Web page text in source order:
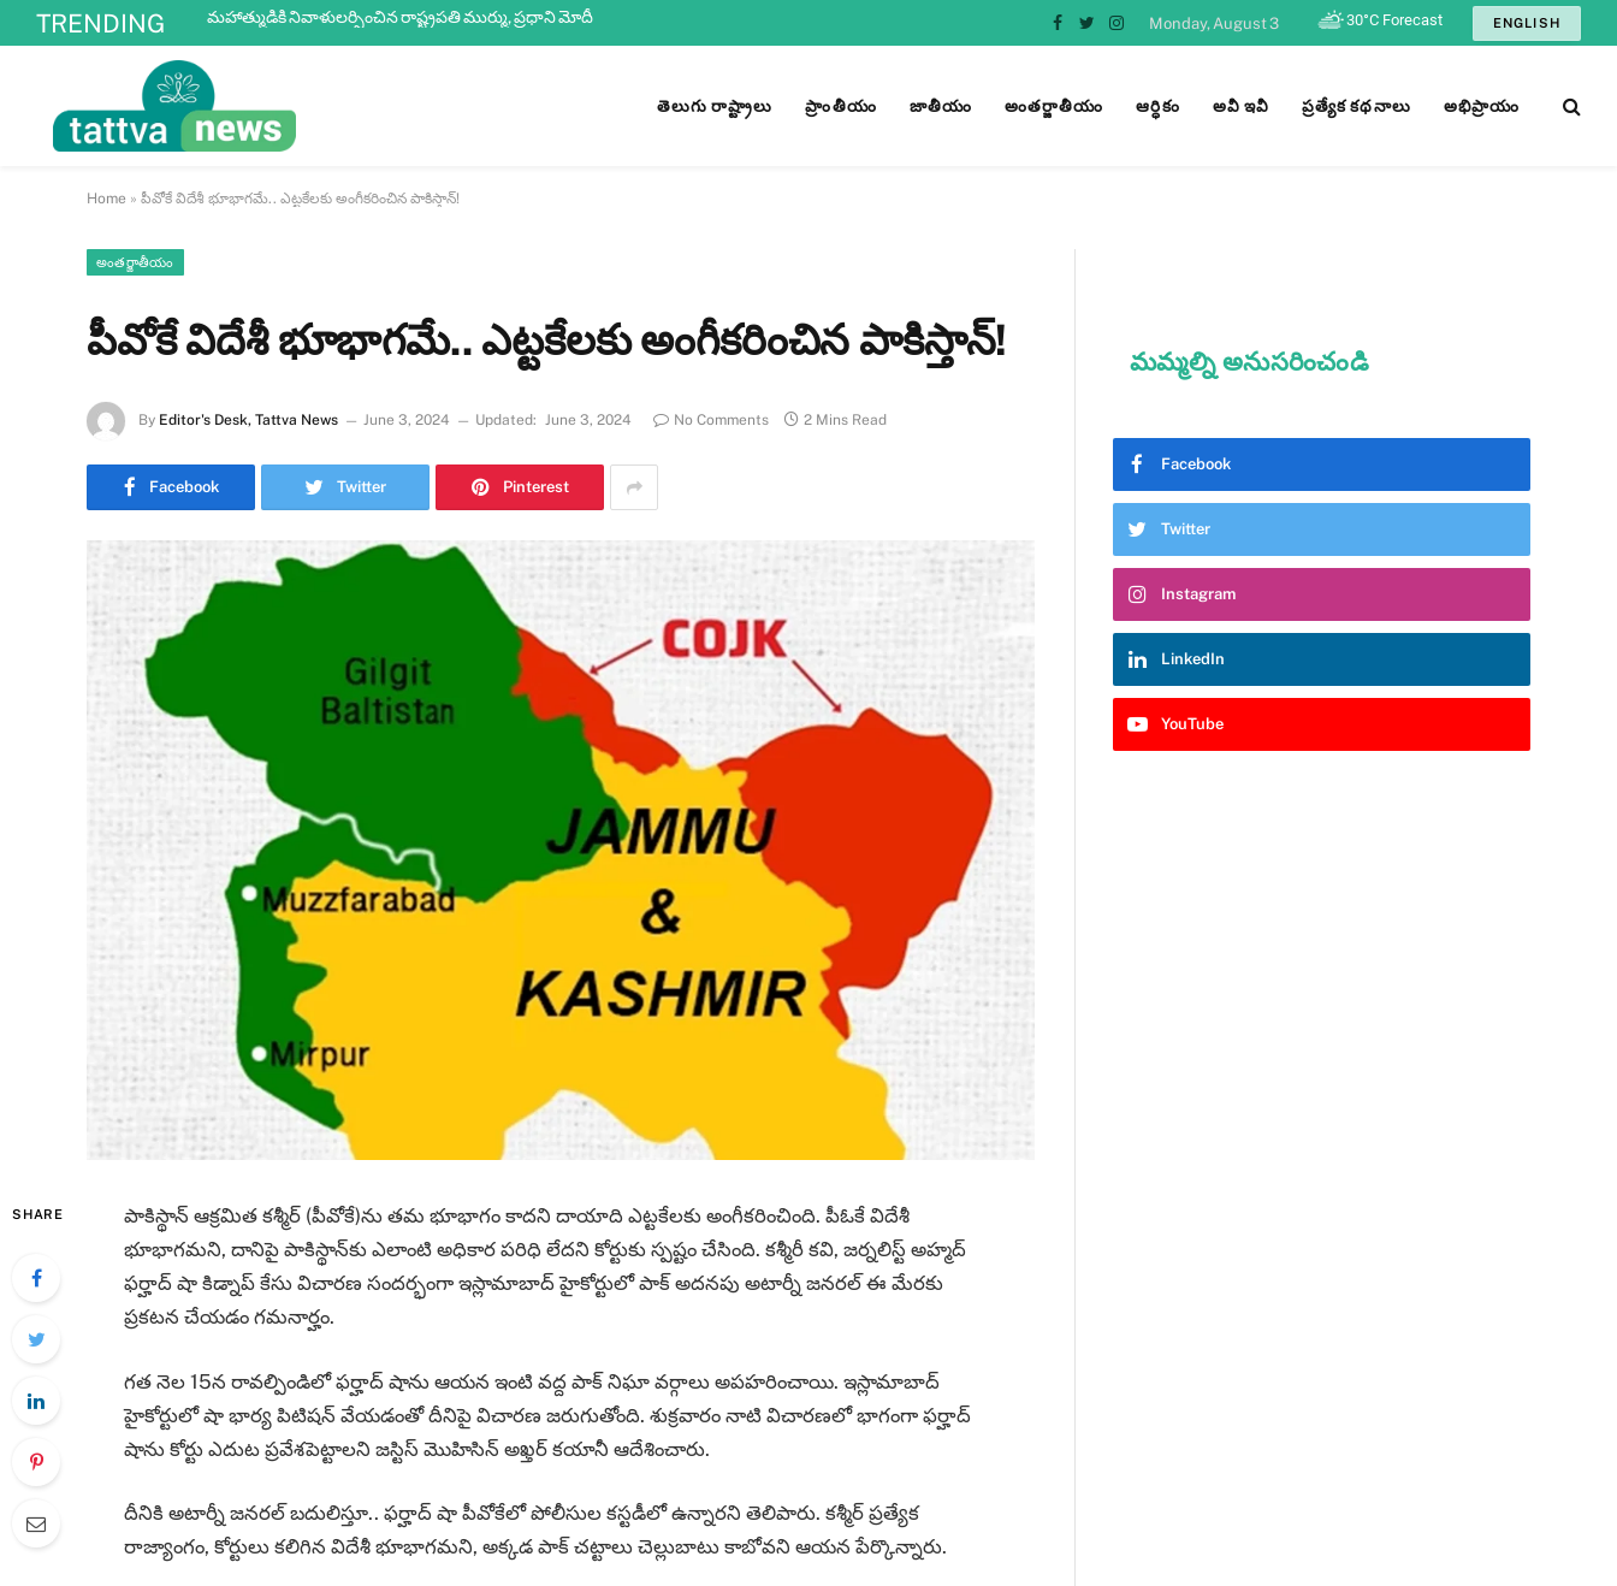
TRENDING
మహాత్ముడికి నివాళులర్పించిన రాష్ట్రపతి ముర్ము, ప్రధాని మోదీ
Facebook
TwitterInstagram
Monday, August 3 ENGLISH
తెలుగు రాష్ట్రాలు ప్రాంతీయం జాతీయం అంతర్జాతీయం ఆర్ధికం అవీ ఇవీ ప్రత్యేక కథనాలు అభిప్రాయం
Home » పీవోకే విదేశీ భూభాగమే.. ఎట్టకేలకు అంగీకరించిన పాకిస్తాన్!
అంతర్జాతీయం
పీవోకే విదేశీ భూభాగమే.. ఎట్టకేలకు అంగీకరించిన పాకిస్తాన్!
By Editor's Desk, Tattva News June 3, 2024 Updated: June 3, 2024 No Comments 2 Mins Read
Facebook Twitter Pinterest
SHARE
పాకిస్థాన్ ఆక్రమిత కశ్మీర్‌ (పీవోకే)ను తమ భూభాగం కాదని దాయాది ఎట్టకేలకు అంగీకరించింది. పీఓకే విదేశీ
భూభాగమని, దానిపై పాకిస్థాన్‌కు ఎలాంటి అధికార పరిధి లేదని కోర్టుకు స్పష్టం చేసింది. కశ్మీరీ కవి, జర్నలిస్ట్ అహ్మద్‌
ఫర్హాద్‌ షా కిడ్నాప్‌ కేసు విచారణ సందర్భంగా ఇస్లామాబాద్‌ హైకోర్టులో పాక్‌ అదనపు అటార్నీ జనరల్‌ ఈ మేరకు
ప్రకటన చేయడం గమనార్హం.
గత నెల 15న రావల్పిండిలో ఫర్హాద్ షాను ఆయన ఇంటి వద్ద పాక్ నిఘా వర్గాలు అపహరించాయి. ఇస్లామాబాద్
హైకోర్టు‌లో షా భార్య పిటిషన్ వేయడంతో దీనిపై విచారణ జరుగుతోంది. శుక్రవారం నాటి విచారణలో భాగంగా ఫర్హాద్‌
షాను కోర్టు ఎదుట ప్రవేశపెట్టాలని జస్టిస్‌ మొహిసిన్ అఖ్తర్ కయానీ ఆదేశించారు.
దీనికి అటార్నీ జనరల్‌ బదులిస్తూ.. ఫర్హాద్‌ షా పీవోకేలో పోలీసుల కస్టడీలో ఉన్నారని తెలిపారు. కశ్మీర్‌ ప్రత్యేక
రాజ్యాంగం, కోర్టులు కలిగిన విదేశీ భూభాగమని, అక్కడ పాక్‌ చట్టాలు చెల్లుబాటు కాబోవని ఆయన పేర్కొన్నారు.
మమ్మల్ని అనుసరించండి
Facebook
Twitter
Instagram
LinkedIn
YouTube